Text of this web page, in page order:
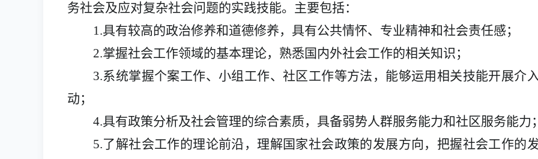
务社会及应对复杂社会问题的实践技能。主要包括：
1.具有较高的政治修养和道德修养，具有公共情怀、专业精神和社会责任感；
2.掌握社会工作领域的基本理论，熟悉国内外社会工作的相关知识；
3.系统掌握个案工作、小组工作、社区工作等方法，能够运用相关技能开展介
动；
4.具有政策分析及社会管理的综合素质，具备弱势人群服务能力和社区服务能力
5.了解社会工作的理论前沿，理解国家社会政策的发展方向，把握社会工作的